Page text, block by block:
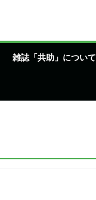
雑誌「共助」について